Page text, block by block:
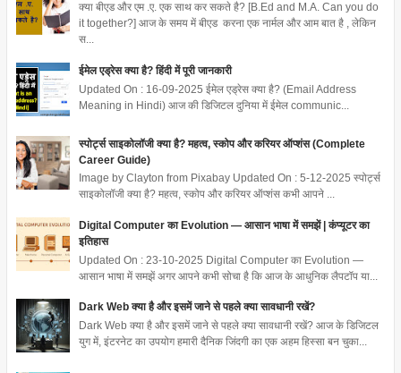
क्या बीएड और एम .ए. एक साथ कर सकते है? [B.Ed and M.A. Can you do
it together?] आज के समय में बीएड करना एक नार्मल और आम बात है , लेकिन
स...
ईमेल एड्रेस क्या है? हिंदी में पूरी जानकारी
Updated On : 16-09-2025 ईमेल एड्रेस क्या है? (Email Address
Meaning in Hindi) आज की डिजिटल दुनिया में ईमेल communic...
स्पोर्ट्स साइकोलॉजी क्या है? महत्व, स्कोप और करियर ऑप्शंस (Complete
Career Guide)
Image by Clayton from Pixabay Updated On : 5-12-2025 स्पोर्ट्स
साइकोलॉजी क्या है? महत्व, स्कोप और करियर ऑप्शंस कभी आपने ...
Digital Computer का Evolution — आसान भाषा में समझें | कंप्यूटर का
इतिहास
Updated On : 23-10-2025 Digital Computer का Evolution —
आसान भाषा में समझें अगर आपने कभी सोचा है कि आज के आधुनिक लैपटॉप या...
Dark Web क्या है और इसमें जाने से पहले क्या सावधानी रखें?
Dark Web क्या है और इसमें जाने से पहले क्या सावधानी रखें? आज के डिजिटल
युग में, इंटरनेट का उपयोग हमारी दैनिक जिंदगी का एक अहम हिस्सा बन चुका...